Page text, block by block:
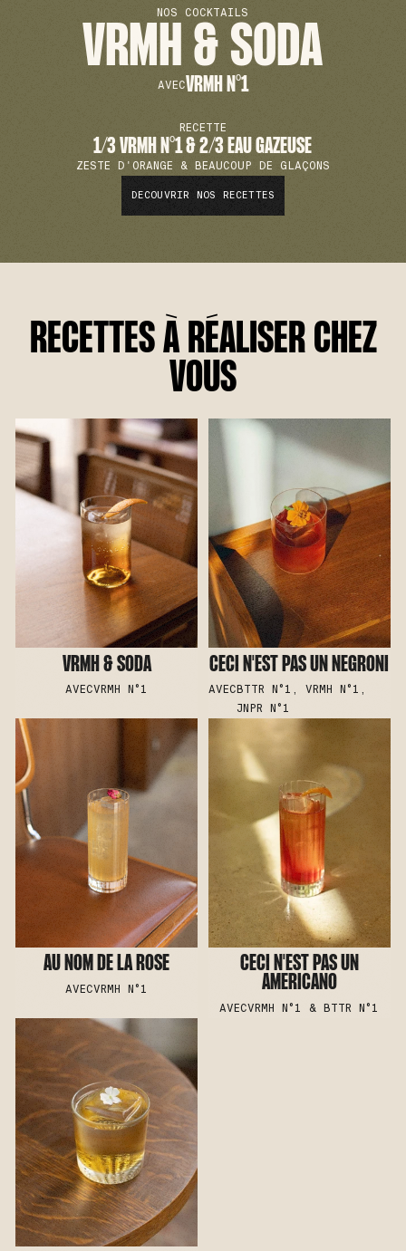
NOS COCKTAILS
VRMH & SODA
AVECVRMH N°1
RECETTE
1/3 VRMH N°1 & 2/3 EAU GAZEUSE
ZESTE D'ORANGE & BEAUCOUP DE GLAÇONS
DECOUVRIR NOS RECETTES
RECETTES À RÉALISER CHEZ
VOUS
VRMH & SODA
AVECVRMH N°1
CECI N'EST PAS UN NEGRONI
AVECBTTR N°1, VRMH N°1,
JNPR N°1
AU NOM DE LA ROSE
AVECVRMH N°1
CECI N'EST PAS UN
AMERICANO
AVECVRMH N°1 & BTTR N°1